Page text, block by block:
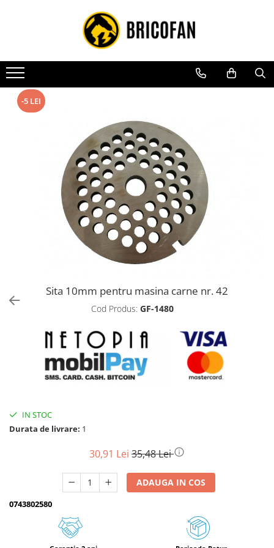
Toate Produsele
Vehicule electrice
Atv
Cu permis
Piese de schimb vehicule electrice
Scutere electrice
Scutere pe benzina
Tricicluri cargo fara permis
Biciclete, trotinete, triciclete
Biciclete electrice
Motoburghie si accesorii
Accesorii motoburghie
Drujbe, fierastraie electrice
Drujbe pe benzina
Consumabile drujbe, fierastraie
Drujbe electrice
Unelte electrice busteni
Mori cereale si batoze porumb
Batoze - mori desfacat porumb
-5 LEI
Sita 10mm pentru masina carne nr. 42
Cod Produs: GF-1480
IN STOC
Durata de livrare: 1
30,91 Lei 35,48 Lei
ADAUGA IN COS
0743802580